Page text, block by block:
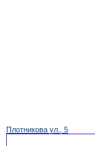
Плотникова ул., 5